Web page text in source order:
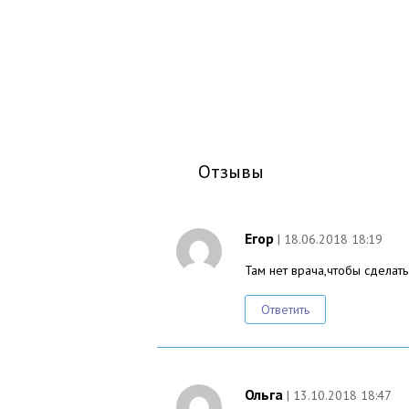
Отзывы
Егор | 18.06.2018 18:19
Там нет врача,чтобы
Ответить
Ольга | 13.10.2018 18:47